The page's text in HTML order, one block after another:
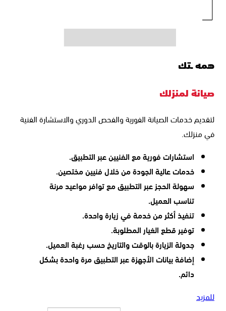
همه ـتك
صيانة لمنزلك
لتقديم خدمات الصيانة الفورية والفحص الدوري والاستشارة الفنية
في منزلك.
استشارات فورية مع الفنيين عبر التطبيق.
خدمات عالية الجودة من خلال فنيين مختصين.
سهولة الحجز عبر التطبيق مع توافر مواعيد مرنة
تناسب العميل.
تنفيذ أكثر من خدمة في زيارة واحدة.
توفير قطع الغيار المطلوبة.
جدولة الزيارة بالوقت والتاريخ حسب رغبة العميل.
إضافة بيانات الأجهزة عبر التطبيق مرة واحدة بشكل
دائم.
للمزيد